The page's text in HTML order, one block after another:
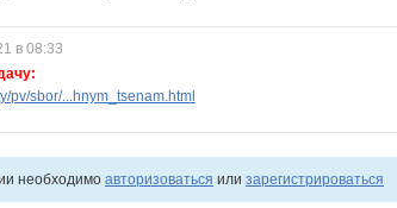
в 08:33
pv/sbor/...hnym_tsenam.html
необходимо авторизоваться или зарегистрироваться